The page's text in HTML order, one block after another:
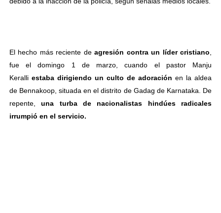
El hecho más reciente deagresión contra un líder cristiano
fue el domingo 1 de marzo, cuando el pastor Manju
Keralli estaba dirigiendo un culto de adoración en la aldea
de Bennakoop, situada en el distrito de Gadag de Karnataka. De
repente,una turba de nacionalistas hindúes radicales
irrumpió en el servicio.